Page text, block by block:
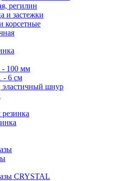
регилин
и застежки
корсетные
- 100 мм
- 6 см
эластичный шнур
CRYSTAL